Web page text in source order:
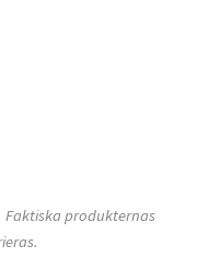
produkternas